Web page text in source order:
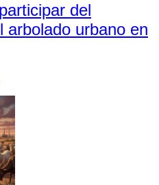
del
arbolado urbano en